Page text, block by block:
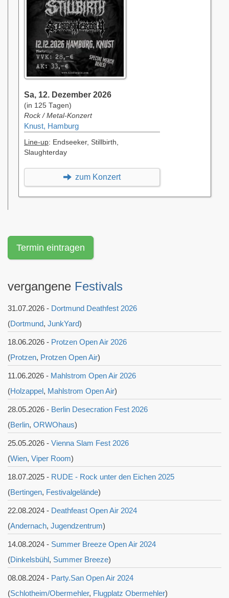
Sa, 12. Dezember 2026
(in 125 Tagen)
Rock / Metal-Konzert
Knust, Hamburg
Line-up: Endseeker, Stillbirth,
Slaughterday
zum Konzert
Termin eintragen
vergangene Festivals
31.07.2026 - Dortmund Deathfest 2026
(Dortmund, JunkYard)
18.06.2026 - Protzen Open Air 2026
(Protzen, Protzen Open Air)
11.06.2026 - Mahlstrom Open Air 2026
(Holzappel, Mahlstrom Open Air)
28.05.2026 - Berlin Desecration Fest 2026
(Berlin, ORWOhaus)
25.05.2026 - Vienna Slam Fest 2026
(Wien, Viper Room)
18.07.2025 - RUDE - Rock unter den Eichen 2025
(Bertingen, Festivalgelände)
22.08.2024 - Deathfeast Open Air 2024
(Andernach, Jugendzentrum)
14.08.2024 - Summer Breeze Open Air 2024
(Dinkelsbühl, Summer Breeze)
08.08.2024 - Party.San Open Air 2024
(Schlotheim/Obermehler, Flugplatz Obermehler)